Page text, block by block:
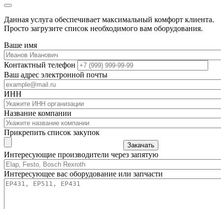
Данная услуга обеспечивает максимальный комфорт клиента.
Просто загрузите список необходимого вам оборудования.
Ваше имя
Контактный телефон
Ваш адрес электронной почты
ИНН
Название компании
Прикрепить список закупок
Закачать
Интересующие производители через запятую
Интересующее вас оборудование или запчасти